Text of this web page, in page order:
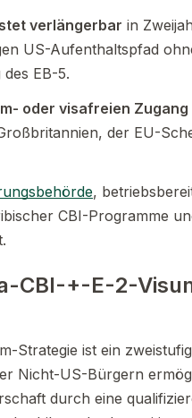
verlängerbar in
US-Aufenthaltspfad
EB-5.
oder visafreien Zugang
der EU-
,
CBI-Programme
CBI-+-E-2-
Strategie ist ein
Nicht-US-Bürgern
durch eine